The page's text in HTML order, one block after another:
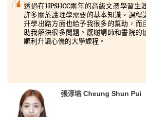
透過在HPSHCC兩年的高級文憑學習生
許多關於護理學需要的基本知識。課程
升學出路方面也給予我很多的幫助，而
助我解決很多問題。感謝講師和書院的
順利升讀心儀的大學課程。
張淳培 Cheung Shun Pui